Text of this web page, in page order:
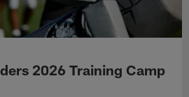
2026 Training Camp